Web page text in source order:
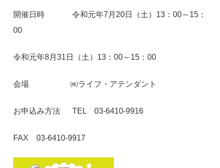
開催日時 令和元年7月20日（土）13：00～15：
00
令和元年8月31日（土）13：00～15：00
会場 ㈱ライフ・アテンダント
お申込み方法 TEL 03-6410-9916
FAX 03-6410-9917